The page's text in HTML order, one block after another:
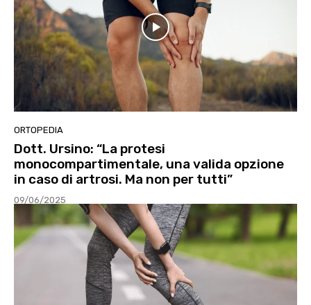
ORTOPEDIA
Dott. Ursino: “La protesi
monocompartimentale, una valida opzione
in caso di artrosi. Ma non per tutti”
09/06/2025